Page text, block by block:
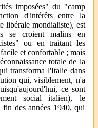
imposées" du "camp
d'intérêts entre la
libérale mondialiste), est
se croient malins en
ou en traitant les
et confortable ; mais
totale de la
transforma l'Italie dans
qui, visiblement, n'a
ce sont
social italien), le
fin des années 1940, qui